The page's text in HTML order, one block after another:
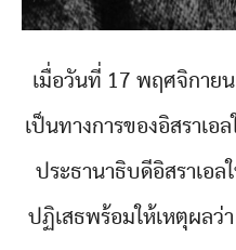
เมื่อวันที่ 17 พฤศจิกาย
เป็นทางการของอิสราเอ
ประธานาธิบดีอิสราเอล
ปฏิเสธพร้อมให้เหตุผลว่